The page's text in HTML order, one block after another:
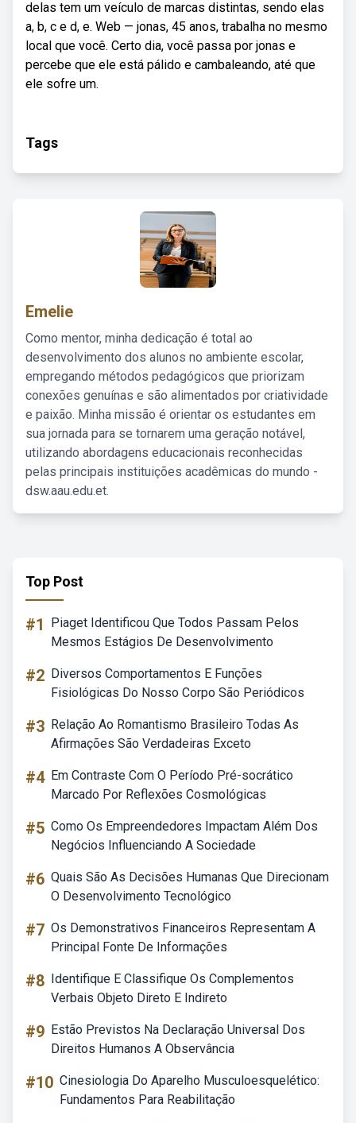
delas tem um veículo de marcas distintas, sendo elas
a, b, c e d, e. Web — jonas, 45 anos, trabalha no mesmo
local que você. Certo dia, você passa por jonas e
percebe que ele está pálido e cambaleando, até que
ele sofre um.
Tags
Emelie
Como mentor, minha dedicação é total ao
desenvolvimento dos alunos no ambiente escolar,
empregando métodos pedagógicos que priorizam
conexões genuínas e são alimentados por criatividade
e paixão. Minha missão é orientar os estudantes em
sua jornada para se tornarem uma geração notável,
utilizando abordagens educacionais reconhecidas
pelas principais instituições acadêmicas do mundo -
dsw.aau.edu.et.
Top Post
#1
Piaget Identificou Que Todos Passam Pelos
Mesmos Estágios De Desenvolvimento
#2 Diversos Comportamentos E Funções
Fisiológicas Do Nosso Corpo São Periódicos
#3 Relação Ao Romantismo Brasileiro Todas As
Afirmações São Verdadeiras Exceto
#4 Em Contraste Com O Período Pré-socrático
Marcado Por Reflexões Cosmológicas
#5 Como Os Empreendedores Impactam Além Dos
Negócios Influenciando A Sociedade
#6 Quais São As Decisões Humanas Que Direcionam
O Desenvolvimento Tecnológico
#7 Os Demonstrativos Financeiros Representam A
Principal Fonte De Informações
#8 Identifique E Classifique Os Complementos
Verbais Objeto Direto E Indireto
#9 Estão Previstos Na Declaração Universal Dos
Direitos Humanos A Observância
#10 Cinesiologia Do Aparelho Musculoesquelético:
Fundamentos Para Reabilitação